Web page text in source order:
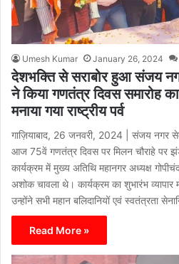
Umesh Kumar January 26, 2024
देशभक्ति से सराबोर हुआ संजय
ने किया गणतंत्र दिवस समारोह
मनाया गया राष्ट्रीय पर्व
गाज़ियाबाद, 26 जनवरी, 2024 | संजय नगर
आज 75वें गणतंत्र दिवस पर मिलन चौराहे पर
कार्यक्रम में मुख्य अतिथि महानगर अध्यक्ष
अशोक चावला थे। कार्यक्रम का शुभारंभ
उन्होंने सभी महान बलिदानियों एवं स्वतंत्रता
Read More »